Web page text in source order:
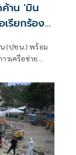
าน 'มิน
รียกร้อง
(ปชน.) พร้อม
รเครือข่าย
างเป็นทางการ